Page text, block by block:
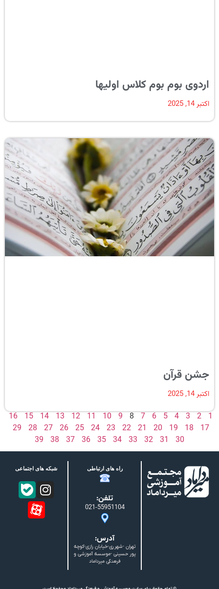
اردوی بوم بوم کلاس اولیها
اکتبر 14, 2025
جشن قرآن
اکتبر 14, 2025
1
2
3
4
5
6
7
8
9
10
11
12
13
14
15
16
17
18
19
20
21
22
23
24
25
26
27
28
29
30
31
32
33
34
35
36
37
38
39
راه های ارتباطی
تلفن:
021-55951104
آدرس:
تهران -شهرری-خیابان رازی-کوچه
پور حسینی -موسسه آموزشی و
فرهنگی میرداماد
شبکه های اجتماعی